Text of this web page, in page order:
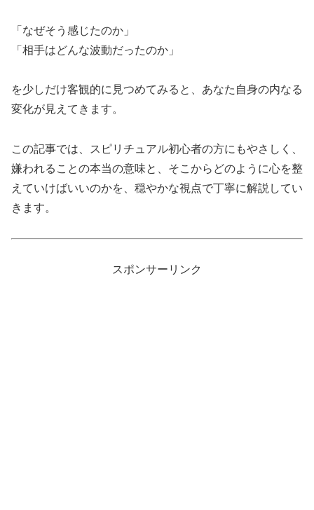
「なぜそう感じたのか」
「相手はどんな波動だったのか」
を少しだけ客観的に見つめてみると、あなた自身の内なる
変化が見えてきます。
この記事では、スピリチュアル初心者の方にもやさしく、
嫌われることの本当の意味と、そこからどのように心を整
えていけばいいのかを、穏やかな視点で丁寧に解説してい
きます。
スポンサーリンク